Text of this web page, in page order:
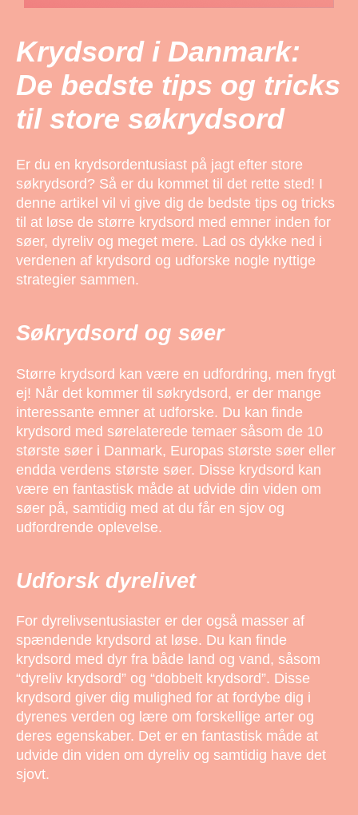
Krydsord i Danmark:
De bedste tips og tricks
til store søkrydsord
Er du en krydsordentusiast på jagt efter store
søkrydsord? Så er du kommet til det rette sted! I
denne artikel vil vi give dig de bedste tips og tricks
til at løse de større krydsord med emner inden for
søer, dyreliv og meget mere. Lad os dykke ned i
verdenen af krydsord og udforske nogle nyttige
strategier sammen.
Søkrydsord og søer
Større krydsord kan være en udfordring, men frygt
ej! Når det kommer til søkrydsord, er der mange
interessante emner at udforske. Du kan finde
krydsord med sørelaterede temaer såsom de 10
største søer i Danmark, Europas største søer eller
endda verdens største søer. Disse krydsord kan
være en fantastisk måde at udvide din viden om
søer på, samtidig med at du får en sjov og
udfordrende oplevelse.
Udforsk dyrelivet
For dyrelivsentusiaster er der også masser af
spændende krydsord at løse. Du kan finde
krydsord med dyr fra både land og vand, såsom
“dyreliv krydsord” og “dobbelt krydsord”. Disse
krydsord giver dig mulighed for at fordybe dig i
dyrenes verden og lære om forskellige arter og
deres egenskaber. Det er en fantastisk måde at
udvide din viden om dyreliv og samtidig have det
sjovt.